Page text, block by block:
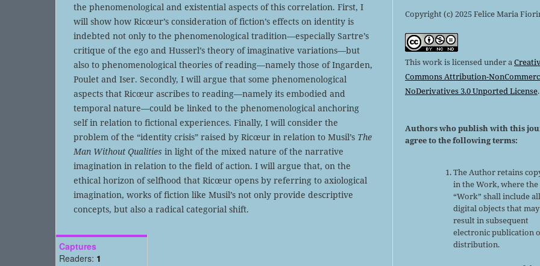
the phenomenological and existential aspects of this correlation. First, I
will show how Ricœur’s consideration of fiction’s effects on identity is
indebted not only to the phenomenological tradition—especially Sartre’s
critique of the ego and Husserl’s theory of imaginative variations—but
also to phenomenological theories of reading—namely those of Ingarden,
Poulet and Iser. Secondly, I will argue that some phenomenological
aspects that Ricœur ascribes to reading—namely its embodied and
temporal nature—could be linked to the phenomenological anchoring
self in relation to fictional experiences. Finally, I will consider the
problem of the “identity crisis” raised by Ricœur in relation to Musil’s The
Man Without Qualities in light of the mixed nature of the narrative
imagination in relation to the field of action. I will argue that, on the
ethical horizon of selfhood that Ricœur opens by referring to axiological
imagination, works of fiction like Musil’s not only provide descriptive
concepts, but also a radical categorial shift.
Captures
Readers: 1
Copyright (c) 2025 Felice Maria
This work is licensed under a
Commons Attribution-
NoDerivatives 3.0 Unported License.
Authors who publish with this
agree to the following terms:
The Author retains
in the Work, where
“Work” shall include
digital objects that may
result in subsequent
electronic publication
distribution.